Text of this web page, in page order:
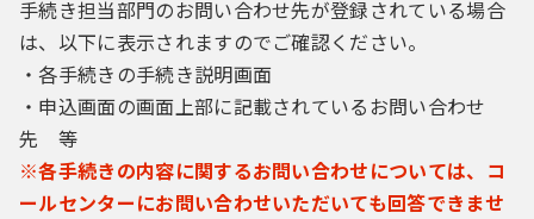
ワード、氏名、住所、電話番号、その他の必
要な事項を本システム上で登録してくださ
い。
(3) 住所、氏名、メールアドレス等に変更があ
った場合は変更手続を行ってください。
体にて管理されます。
(5) 利用者は、登録した利用者情報を使用しな
手続き担当部門のお問い合わせ先が登録されている場合
は、以下に表示されますのでご確認ください。
・各手続きの手続き説明画面
・申込画面の画面上部に記載されているお問い合わせ
先 等
※各手続きの内容に関するお問い合わせについては、コ
ールセンターにお問い合わせいただいても回答できませ